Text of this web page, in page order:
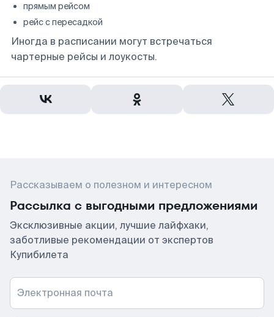
прямым рейсом
рейс с пересадкой
Иногда в расписании могут встречаться
чартерные рейсы и лоукосты.
Рассказываем о полезном и интересном
Рассылка с выгодными предложениями
Эксклюзивные акции, лучшие лайфхаки,
заботливые рекомендации от экспертов
Купибилета
Электронная почта